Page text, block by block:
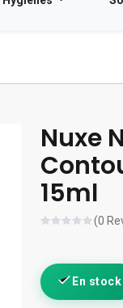
Nuxe
15ml
(0
En stock